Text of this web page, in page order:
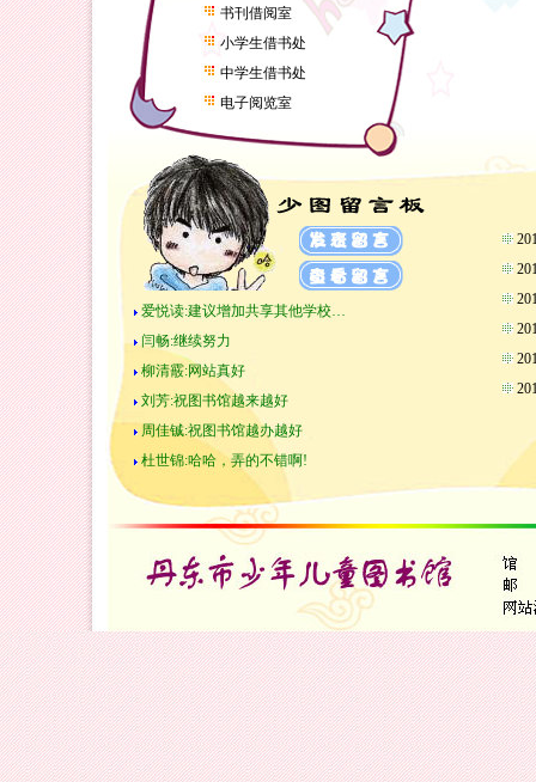
书刊借阅室
小学生借书处
中学生借书处
电子阅览室
爱悦读:建议增加共享其他学校…
闫畅:继续努力
柳清霰:网站真好
刘芳:祝图书馆越来越好
周佳铖:祝图书馆越办越好
杜世锦:哈哈，弄的不错啊!